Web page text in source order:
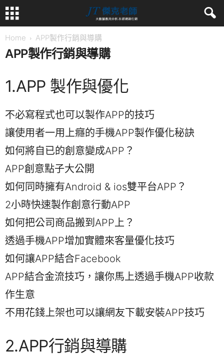
Home APP製作行銷與導購
APP製作行銷與導購
1.APP 製作與優化
不必寫程式也可以製作APP的技巧
讓使用者一用上癮的手機APP製作優化秘訣
如何將自已的創意變成APP？
APP創意點子大公開
如何同時擁有Android & ios雙平台APP？
2小時快速製作創意行動APP
如何把公司商品搬到APP上？
​透過手機APP增加實體來客量優化技巧
如何讓APP結合Facebook
APP結合金流技巧，讓你馬上透過手機APP收款
作生意
不用花錢上架也可以​讓網友下載​安裝APP技巧
2.APP行銷與導購